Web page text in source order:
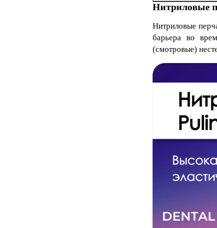
Нитриловые
Нитриловые
барьера во
(смотровые)